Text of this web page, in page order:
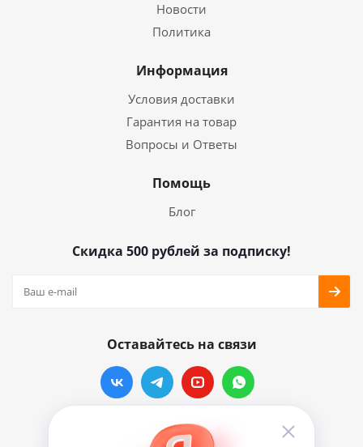
Новости
Политика
Информация
Условия доставки
Гарантия на товар
Вопросы и Ответы
Помощь
Блог
Скидка 500 рублей за подписку!
Оставайтесь на связи
Наши контакты